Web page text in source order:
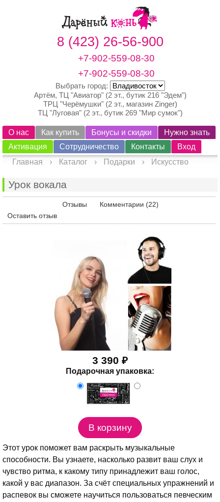
8 (423) 26-56-900
+7-902-559-08-30
+7-902-559-08-30
Выбрать город:
Артём, ТЦ "Авиатор" (2 эт., бутик 216 "Эдем")
ТРЦ "Черёмушки" (2 эт., магазин Zinger)
ТЦ "Луговая" (2 эт., бутик 269 "Мир сумок")
О нас Как купить Бонусы и скидки
Нужно знать
Активация
Сотрудничество Контакты
Вход
Главная
› Каталог › Подарки › Искусство
Урок вокала
Отзывы
Комментарии (22)
Оставить отзыв
3 390 ₽
Подарочная упаковка:
Этот урок поможет вам раскрыть музыкальные
способности. Вы узнаете, насколько развит ваш слух и
чувство ритма, к какому типу принадлежит ваш голос,
какой у вас диапазон. За счёт специальных упражнений и
распевок вы сможете научиться пользоваться певческим